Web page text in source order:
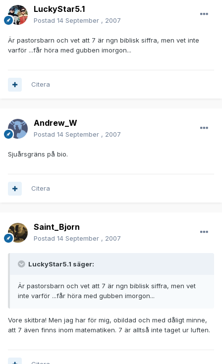
LuckyStar5.1
Postad 14 September , 2007
Är pastorsbarn och vet att 7 är ngn biblisk siffra, men vet inte
varför ...får höra med gubben imorgon...
Citera
Andrew_W
Postad 14 September , 2007
Sjuårsgräns på bio.
Citera
Saint_Bjorn
Postad 14 September , 2007
LuckyStar5.1 säger:
Är pastorsbarn och vet att 7 är ngn biblisk siffra, men vet
inte varför ...får höra med gubben imorgon...
Vore skitbra! Men jag har för mig, obildad och med dåligt minne,
att 7 även finns inom matematiken. 7 är alltså inte taget ur luften.